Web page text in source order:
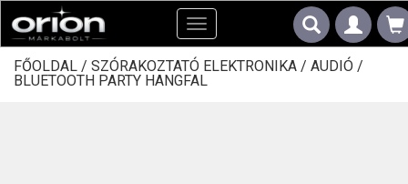
Toggle
navigation
FŐOLDAL / SZÓRAKOZTATÓ ELEKTRONIKA / AUDIÓ /
BLUETOOTH PARTY HANGFAL